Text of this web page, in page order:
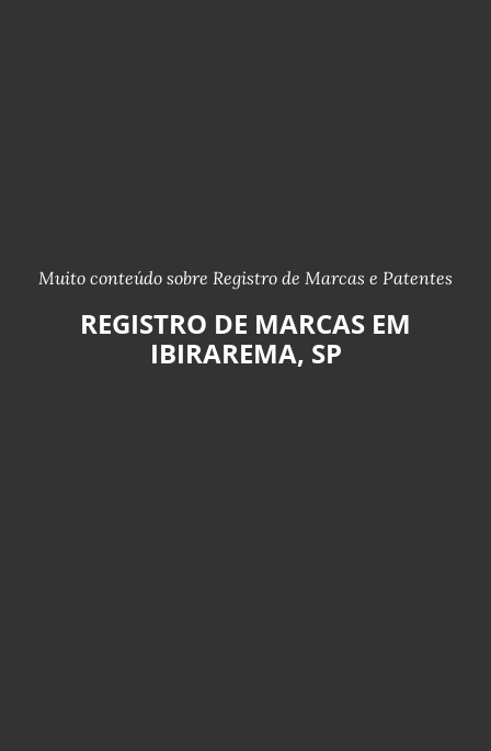
Muito conteúdo sobre Registro de Marcas e Patentes
REGISTRO DE MARCAS EM
IBIRAREMA, SP